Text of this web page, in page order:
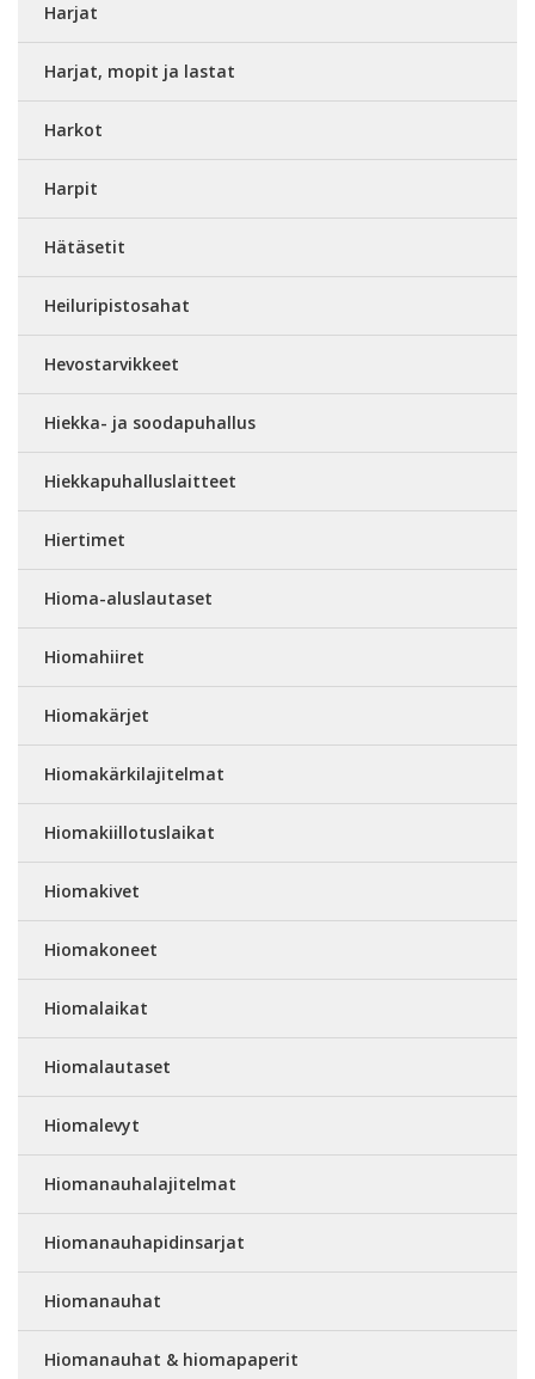
Harjat
Harjat, mopit ja lastat
Harkot
Harpit
Hätäsetit
Heiluripistosahat
Hevostarvikkeet
Hiekka- ja soodapuhallus
Hiekkapuhalluslaitteet
Hiertimet
Hioma-aluslautaset
Hiomahiiret
Hiomakärjet
Hiomakärkilajitelmat
Hiomakiillotuslaikat
Hiomakivet
Hiomakoneet
Hiomalaikat
Hiomalautaset
Hiomalevyt
Hiomanauhalajitelmat
Hiomanauhapidinsarjat
Hiomanauhat
Hiomanauhat & hiomapaperit